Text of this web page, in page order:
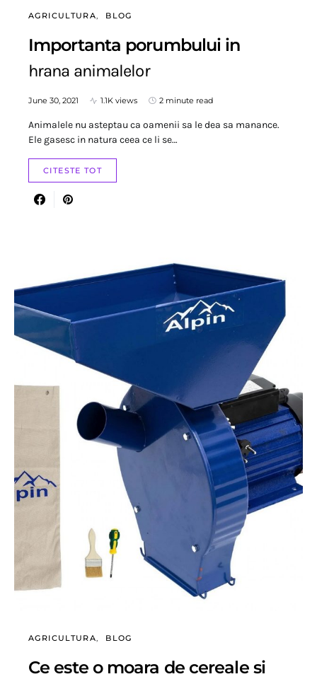
AGRICULTURA BLOG
Importanta porumbului in
hrana animalelor
June 30, 2021 1.1K views 2 minute read
Animalele nu asteptau ca oamenii sa le dea sa manance.
Ele gasesc in natura ceea ce li se…
CITESTE TOT
AGRICULTURA BLOG
Ce este o moara de cereale si